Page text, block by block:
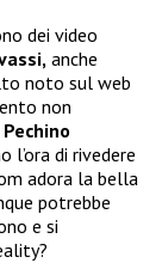
dei video
anche
noto sul web
non
Pechino
l’ora di rivedere
adora la bella
potrebbe
e si